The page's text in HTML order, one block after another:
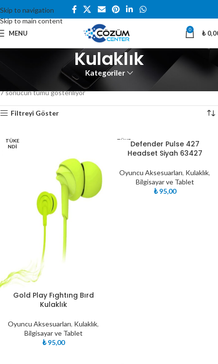
Skip to navigation
Skip to main content
MENU 0 ₺
Kulaklık
Kategoriler
Bilgisayar ve Tablet Oyuncu Aksesuarları Kulaklık
7 sonucun tümü gösteriliyor
Filtreyi Göster
TÜKE
NDI
Gold Play Fıghtıng Bırd
Kulaklık
Oyuncu Aksesuarları, Kulaklık,
Bilgisayar ve Tablet
₺95,00
TÜKEDefender Pulse 427
Headset Siyah 63427
Oyuncu Aksesuarları, Kulaklık,
Bilgisayar ve Tablet
₺95,00